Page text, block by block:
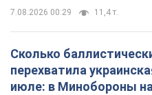
7.08.2026 00:29 11,4 т.
Сколько
перехватила
июле: в Минобороны